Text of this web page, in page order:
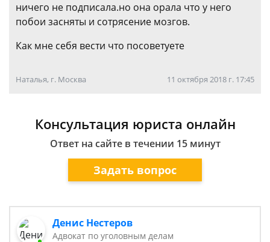
ничего не подписала.но она орала что у него
побои засняты и сотрясение мозгов.
Как мне себя вести что посоветуете
Наталья, г. Москва 11 октября 2018 г. 17:45
Консультация юриста онлайн
Ответ на сайте в течении 15 минут
Задать вопрос
Денис Нестеров
Адвокат по уголовным делам